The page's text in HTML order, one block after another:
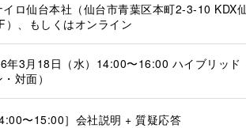
イロ仙台本社（仙台市青葉区本町2-3-10 KDX
）、もしくはオンライン
年3月18日（水）14:00〜16:00 ハイブリッド
対面）
〜15:00］会社説明 + 質疑応答